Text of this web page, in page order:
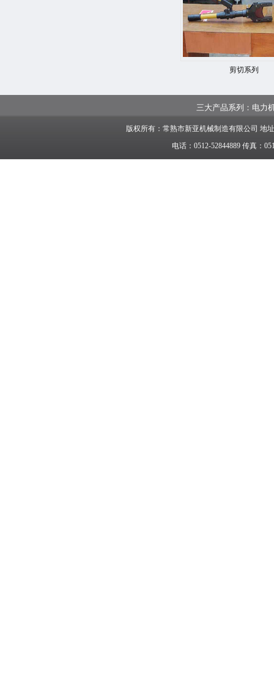
剪切系列
三大产品系列： 电力
版权所有：常熟市新亚机械制造有限公司 地
电话：0512-52844889 传真：